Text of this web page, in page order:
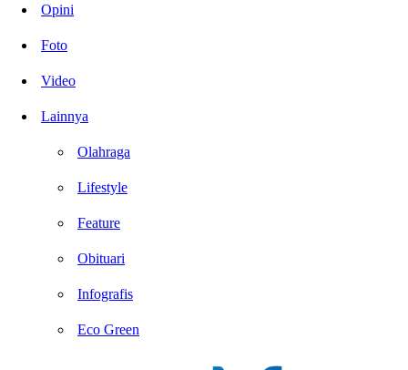
Opini
Foto
Video
Lainnya
Olahraga
Lifestyle
Feature
Obituari
Infografis
Eco Green